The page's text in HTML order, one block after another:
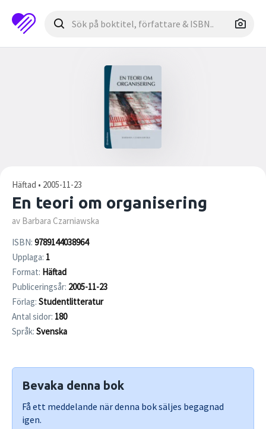
Häftad • 2005-11-23
En teori om organisering
av Barbara Czarniawska
ISBN: 9789144038964
Upplaga: 1
Format: Häftad
Publiceringsår: 2005-11-23
Förlag: Studentlitteratur
Antal sidor: 180
Språk: Svenska
Bevaka denna bok
Få ett meddelande när denna bok säljes begagnad
igen.